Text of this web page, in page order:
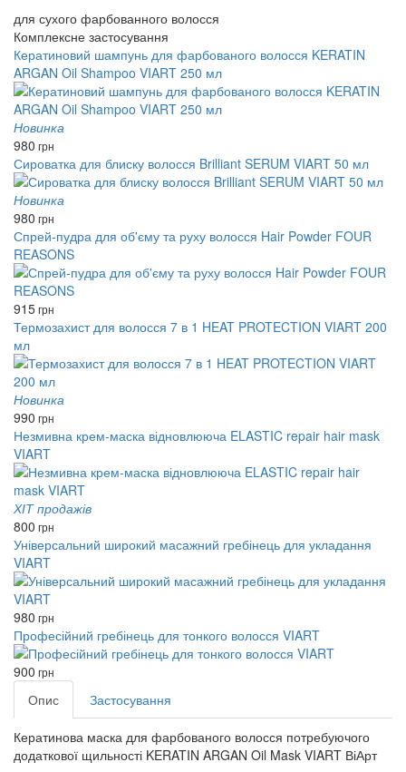
для сухого фарбованного волосся
Комплексне застосування
Кератиновий шампунь для фарбованого волосся KERATIN
ARGAN Oil Shampoo VIART 250 мл
Новинка
980 грн
Сироватка для блиску волосся Brilliant SERUM VIART 50 мл
Новинка
980 грн
Спрей-пудра для об'єму та руху волосся Hair Powder FOUR
REASONS
915грн
Термозахист для волосся 7 в 1 HEAT PROTECTION VIART 200
мл
Новинка
990 грн
Незмивна крем-маска відновлююча ELASTIC repair hair mask
VIART
ХІТ продажів
800 грн
Універсальний широкий масажний гребінець для укладання
VIART
980 грн
Професійний гребінець для тонкого волосся VIART
900 грн
Опис Застосування
Кератинова маска для фарбованого волосся потребуючого
додаткової щильності KERATIN ARGAN Oil Mask VIART ВіАрт